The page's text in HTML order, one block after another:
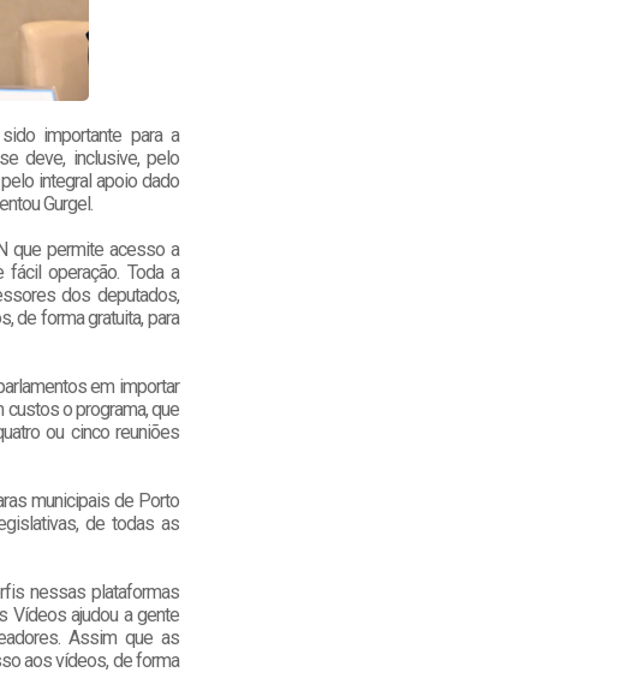
importante para a
deve, inclusive, pelo
integral apoio dado
Gurgel.
que permite acesso a
operação. Toda a
dos deputados,
de forma gratuita, para
em importar
o programa, que
ou cinco reuniões
municipais de Porto
de todas as
nessas plataformas
Vídeos ajudou a gente
Assim que as
aos vídeos, de forma